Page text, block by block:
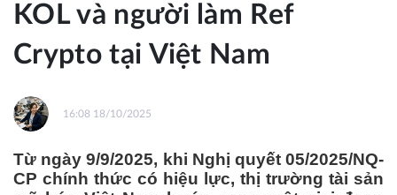
KOL và người làm Ref
Crypto tại Việt Nam
16:08 18/10/2025
Từ ngày 9/9/2025, khi Nghị quyết 05/2025/NQ-
CP chính thức có hiệu lực, thị trường tài sản